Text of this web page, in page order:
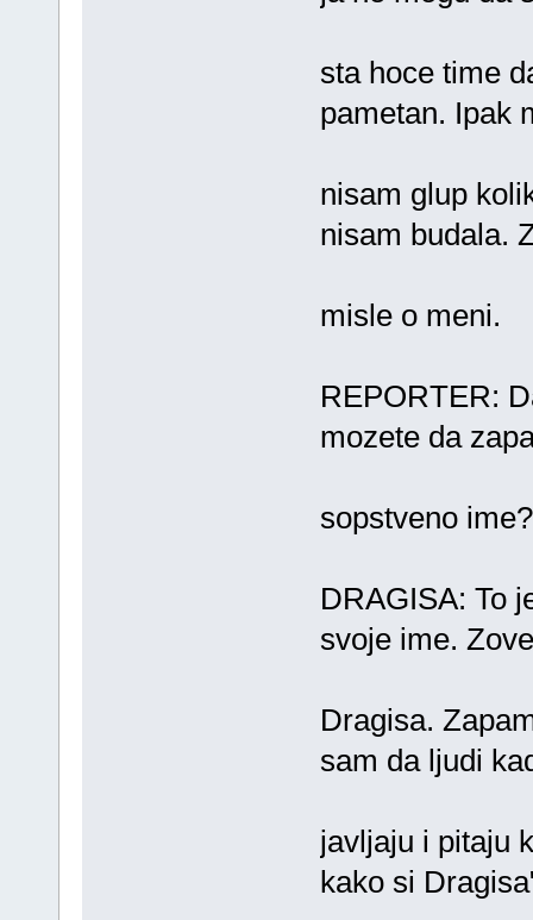
sta hoce time
pametan. Ipak
nisam glup
nisam budala.
misle o meni.
REPORTER:
mozete da
sopstveno ime?
DRAGISA: To
svoje ime.
Dragisa.
sam da ljudi
javljaju i pitaju
kako si